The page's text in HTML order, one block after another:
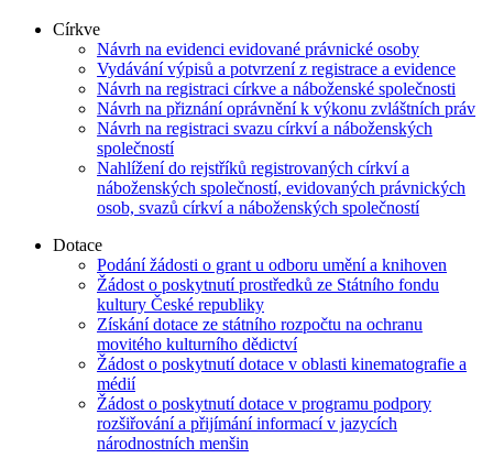
Církve
Návrh na evidenci evidované právnické osoby
Vydávání výpisů a potvrzení z registrace a evidence
Návrh na registraci církve a náboženské společnosti
Návrh na přiznání oprávnění k výkonu zvláštních práv
Návrh na registraci svazu církví a náboženských
společností
Nahlížení do rejstříků registrovaných církví a
náboženských společností, evidovaných právnických
osob, svazů církví a náboženských společností
Dotace
Podání žádosti o grant u odboru umění a knihoven
Žádost o poskytnutí prostředků ze Státního fondu
kultury České republiky
Získání dotace ze státního rozpočtu na ochranu
movitého kulturního dědictví
Žádost o poskytnutí dotace v oblasti kinematografie a
médií
Žádost o poskytnutí dotace v programu podpory
rozšiřování a přijímání informací v jazycích
národnostních menšin